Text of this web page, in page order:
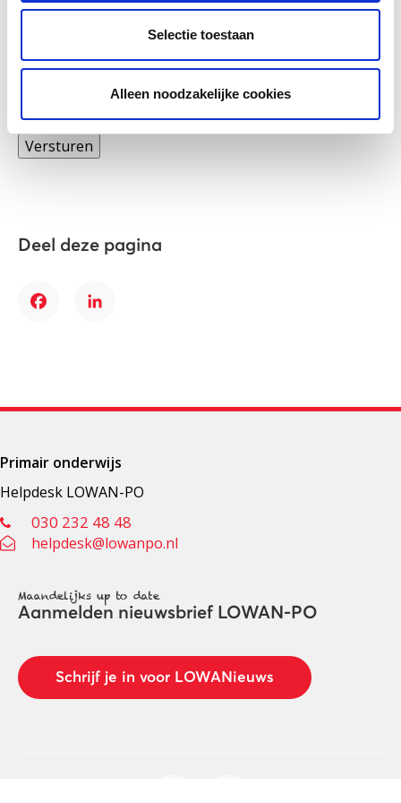
Selectie toestaan
Alleen noodzakelijke cookies
van LOWAN-PO
Versturen
Deel deze pagina
FacebookLinkedIn
Primair onderwijs
Helpdesk LOWAN-PO
030 232 48 48
helpdesk@lowanpo.nl
Maandelijks up to date
Aanmelden nieuwsbrief LOWAN-PO
Schrijf je in voor LOWANieuws